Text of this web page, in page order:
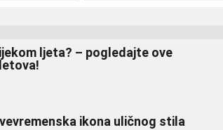
ljeta? – pogledajte ove
ikona uličnog stila